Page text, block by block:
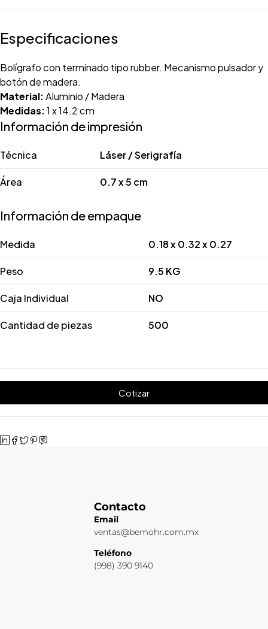
Especificaciones
Bolígrafo con terminado tipo rubber. Mecanismo pulsador y
botón de madera.
Material:Aluminio / Madera
Medidas:1 x 14.2 cm
Información de impresión
Técnica Láser / Serigrafía
Área 0.7 x 5 cm
Información de empaque
Medida 0.18 x 0.32 x 0.27
Peso 9.5 KG
Caja Individual NO
Cantidad de piezas 500
Cotizar
Contacto
Email
ventas@bemohr.com.mx
Teléfono
(998) 390 9140